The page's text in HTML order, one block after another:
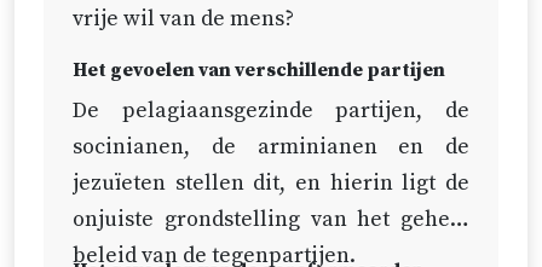
van de partijen – een ‘algemene
erdoor verlost wordt. Zal een
geneesmiddel dat niet toegepast is,
een ‘genezing’ zijn, wanneer door
middel ervan niemand genezen
wordt?
vrije wil van de mens?
Het gevoelen van verschillende partijen
De pelagiaansgezinde partijen, de
socinianen, de arminianen en de
jezuïeten stellen dit, en hierin ligt de
onjuiste grondstelling van het gehele
beleid van de tegenpartijen.